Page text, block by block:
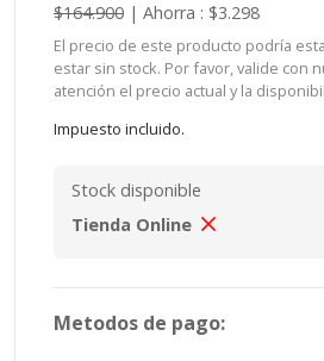
$164.900 | Ahorra : $3.298
El precio de este producto podría
estar sin stock. Por favor, valide con
atención el precio actual y la
Impuesto incluido.
Stock disponible
Tienda Online
Metodos de pago: